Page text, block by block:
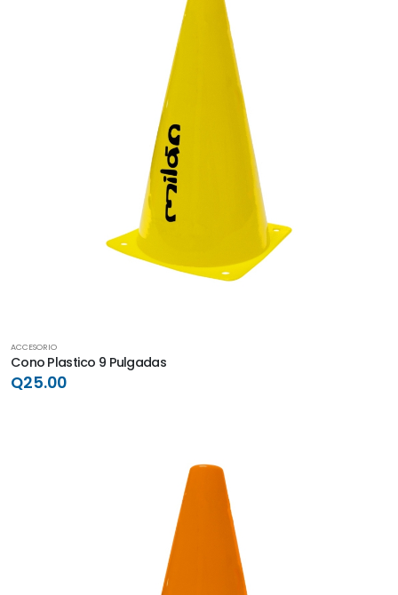
ACCESORIO
Cono Plastico 9 Pulgadas
Q25.00